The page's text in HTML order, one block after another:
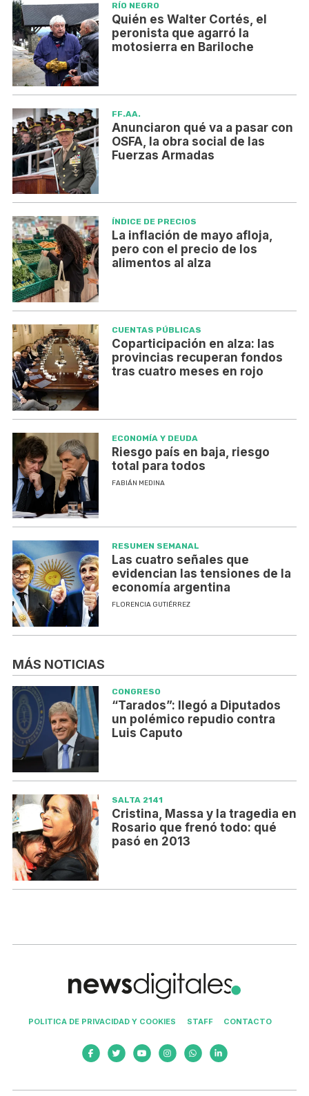
RÍO NEGRO
Quién es Walter Cortés, el
peronista que agarró la
motosierra en Bariloche
FF.AA.
Anunciaron qué va a pasar con
OSFA, la obra social de las
Fuerzas Armadas
ÍNDICE DE PRECIOS
La inflación de mayo afloja,
pero con el precio de los
alimentos al alza
CUENTAS PÚBLICAS
Coparticipación en alza: las
provincias recuperan fondos
tras cuatro meses en rojo
ECONOMÍA Y DEUDA
Riesgo país en baja, riesgo
total para todos
FABIÁN MEDINA
RESUMEN SEMANAL
Las cuatro señales que
evidencian las tensiones de la
economía argentina
FLORENCIA GUTIÉRREZ
MÁS NOTICIAS
CONGRESO
“Tarados”: llegó a Diputados
un polémico repudio contra
Luis Caputo
SALTA 2141
Cristina, Massa y la tragedia en
Rosario que frenó todo: qué
pasó en 2013
POLITICA DE PRIVACIDAD Y COOKIES STAFF CONTACTO